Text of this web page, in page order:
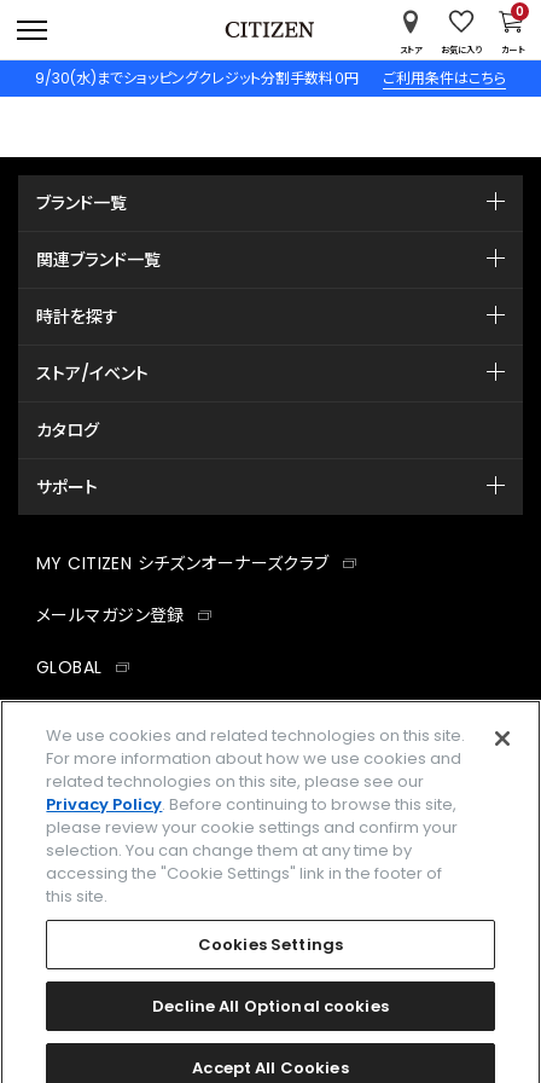
9/30(水)までショッピングクレジット分割手数料０円 ご利用条件はこちら
ストア お気に入り カート
0
ブランド一覧
関連ブランド一覧
時計を探す
ストア/イベント
カタログ
サポート
MY CITIZEN シチズンオーナーズクラブ
メールマガジン登録
GLOBAL
facebookinstagramtwitter
企業情報 ご利用規約
プライバシーポリシー Cookies Settings
Amazon PayはAmazon.com, Inc.またはその関連会社の商標です。
2026 CITIZEN WATCH CO., LTD.
We use cookies and related technologies on this site.
For more information about how we use cookies and
related technologies on this site, please see our
Privacy Policy. Before continuing to browse this site,
please review your cookie settings and confirm your
selection. You can change them at any time by
accessing the "Cookie Settings" link in the footer of
this site.
Cookies Settings
Decline All Optional cookies
Accept All Cookies